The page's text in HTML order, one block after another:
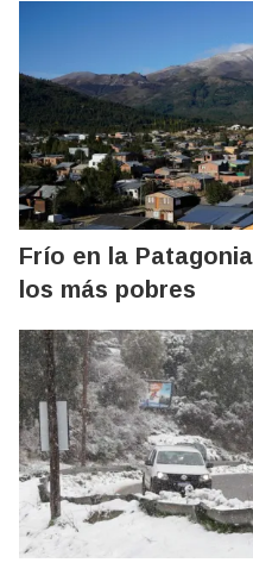
Frío en la
los más pobres